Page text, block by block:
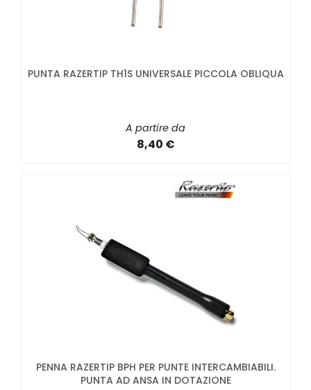
PUNTA RAZERTIP TH1S UNIVERSALE PICCOLA OBLIQUA
A partire da
8,40 €
PENNA RAZERTIP BPH PER PUNTE INTERCAMBIABILI.
PUNTA AD ANSA IN DOTAZIONE